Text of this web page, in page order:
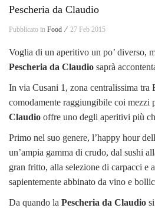
Pescheria da Claudio
Pubblicato in Food ⁄ 27 Feb 2015
Voglia di un aperitivo un po’ diverso,
Pescheria da Claudio saprà
In via Cusani 1, zona centralissima tra
comodamente raggiungibile coi mezzi
Claudio offre uno degli aperitivi più
Primo nel suo genere, l’happy hour
un’ampia gamma di crudo, dal sushi
gran fritto, alla selezione di carpacci e
sapientemente abbinato da vino e
Da quando la Pescheria da Claudio